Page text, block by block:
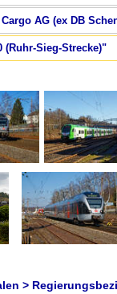
AG (ex DB
(Ruhr-Sieg-Strecke)"
>